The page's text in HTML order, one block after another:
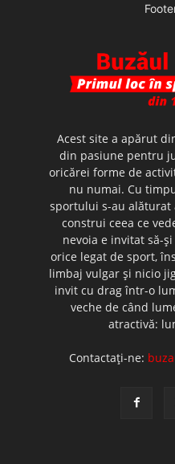
Acest site a apărut
din pasiune pentru
oricărei forme de
nu numai. Cu
sportului s-au alăturat
construi ceea ce
nevoia e invitat să-
orice legat de sport,
limbaj vulgar şi nicio
invit cu drag într-o
veche de când
atractivă:
Contactați-ne: